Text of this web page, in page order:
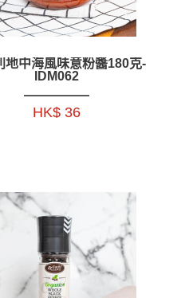
地中海風味意粉醬180克-
IDM062
HK$ 36